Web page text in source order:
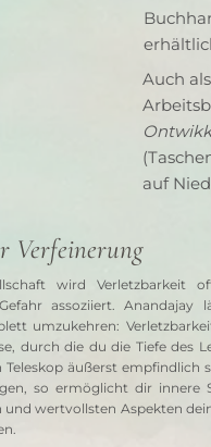
Auch
auf
Verfeinerung
wird Verletzbarkeit
assoziiert. Anandajay
umzukehren:
durch die du die Tiefe des
Teleskop äußerst empfindlich
so ermöglicht dir innere
wertvollsten Aspekten